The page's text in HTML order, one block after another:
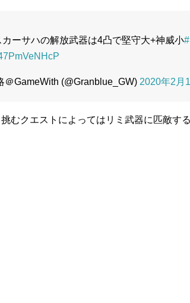
ーサハの解放武器は4凸で堅守大+神威小
GameWith (@Granblue_GW) 2020年2月
むクエストによってはリミ武器に匹敵す